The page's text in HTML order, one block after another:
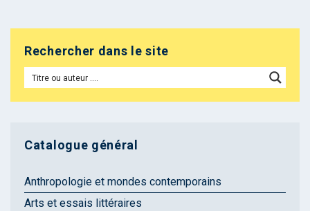
Rechercher dans le site
Catalogue général
Anthropologie et mondes contemporains
Arts et essais littéraires